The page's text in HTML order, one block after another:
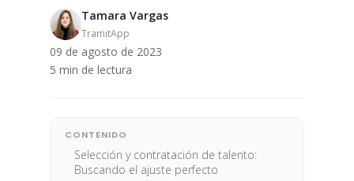
Tamara Vargas
TramitApp
09 de agosto de 2023
5 min de lectura
CONTENIDO
Selección y contratación de talento:
Buscando el ajuste perfecto